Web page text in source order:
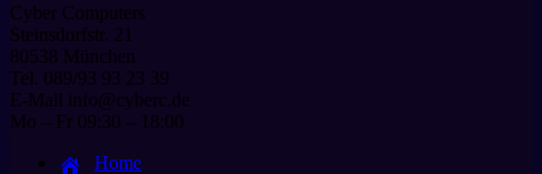
Cyber Computers
Steinsdorfstr. 21
80538 München
Tel. 089/93 93 23 39
E-Mail info@cyberc.de
Mo – Fr 09:30 – 18:00
Home